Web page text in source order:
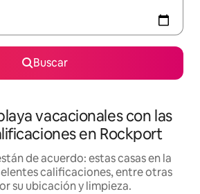
Buscar
vacacionales con las
en Rockport
de acuerdo: estas casas en la
calificaciones, entre otras
su ubicación y limpieza.